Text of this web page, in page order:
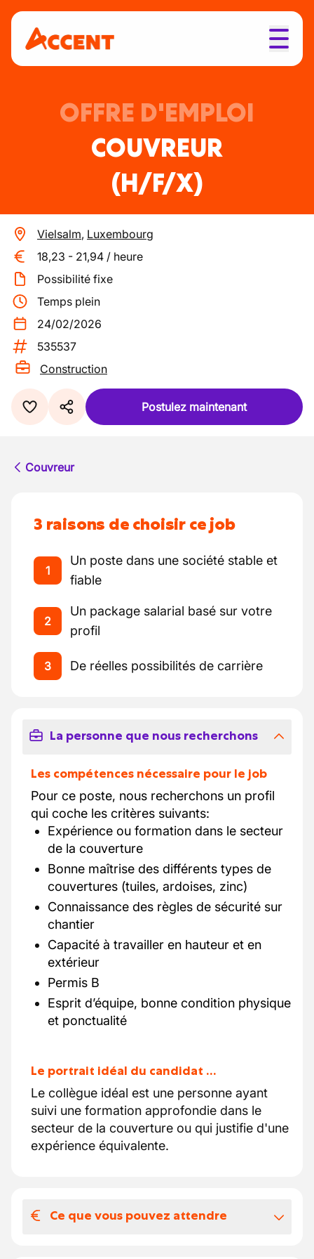
OFFRE D'EMPLOI
COUVREUR
(H/F/X)
Vielsalm, Luxembourg
18,23 - 21,94 / heure
Possibilité fixe
Temps plein
24/02/2026
535537
Construction
Postulez maintenant
Couvreur
3 raisons de choisir ce job
1
Un poste dans une société stable et
fiable
2
Un package salarial basé sur votre
profil
3 De réelles possibilités de carrière
La personne que nous recherchons
Les compétences nécessaire pour le job
Pour ce poste, nous recherchons un profil
qui coche les critères suivants:
Expérience ou formation dans le secteur
de la couverture
Bonne maîtrise des différents types de
couvertures (tuiles, ardoises, zinc)
Connaissance des règles de sécurité sur
chantier
Capacité à travailler en hauteur et en
extérieur
Permis B
Esprit d’équipe, bonne condition physique
et ponctualité
Le portrait idéal du candidat …
Le collègue idéal est une personne ayant
suivi une formation approfondie dans le
secteur de la couverture ou qui justifie d'une
expérience équivalente.
Ce que vous pouvez attendre